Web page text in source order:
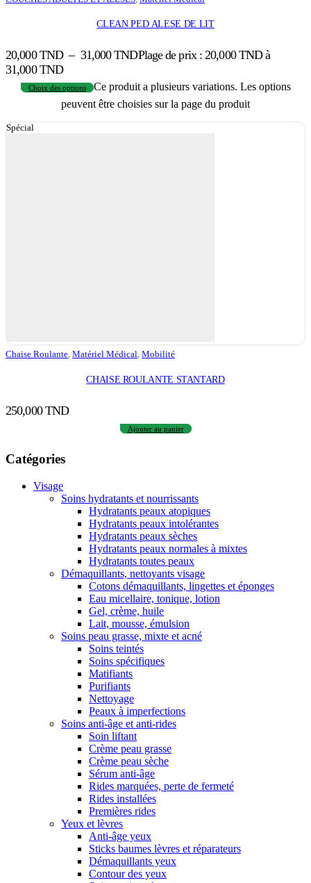
CLEAN PED ALESE DE LIT
20,000TND – 31,000TNDPlage de prix : 20,000 TND à
31,000 TND
Choix des options
Ce produit a plusieurs variations. Les options
peuvent être choisies sur la page du produit
Spécial
Chaise Roulante, Matériel Médical, Mobilité
CHAISE ROULANTE STANTARD
250,000TND
Ajouter au panier
Catégories
Visage
Soins hydratants et nourrissants
Hydratants peaux atopiques
Hydratants peaux intolérantes
Hydratants peaux sèches
Hydratants peaux normales à mixtes
Hydratants toutes peaux
Démaquillants, nettoyants visage
Cotons démaquillants, lingettes et éponges
Eau micellaire, tonique, lotion
Gel, crème, huile
Lait, mousse, émulsion
Soins peau grasse, mixte et acné
Soins teintés
Soins spécifiques
Matifiants
Purifiants
Nettoyage
Peaux à imperfections
Soins anti-âge et anti-rides
Soin liftant
Crème peau grasse
Crème peau sèche
Sérum anti-âge
Rides marquées, perte de fermeté
Rides installées
Premières rides
Yeux et lèvres
Anti-âge yeux
Sticks baumes lèvres et réparateurs
Démaquillants yeux
Contour des yeux